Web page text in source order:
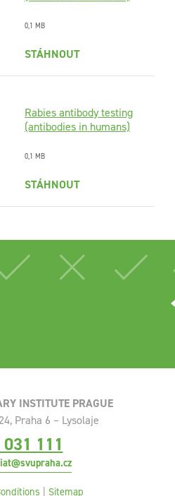
0,1 MB
STÁHNOUT
Rabies antibody testing
(antibodies in humans)
0,1 MB
STÁHNOUT
INSTITUTE PRAGUE
Praha 6 – Lysolaje
111
| Sitemap